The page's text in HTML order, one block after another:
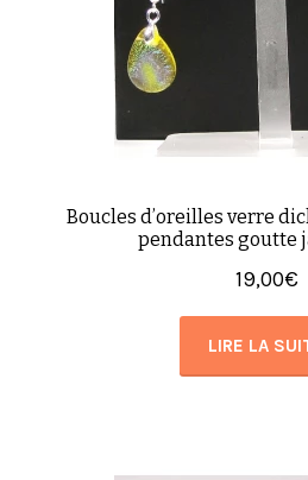
Boucles d’oreilles verre
pendantes goutte
19,00€
LIRE LA